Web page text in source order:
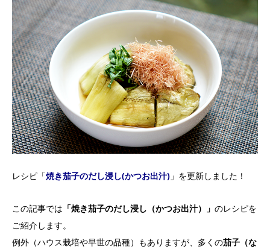
レシピ「焼き茄子のだし浸し(かつお出汁) 」を更新しました！
この記事では 「焼き茄子のだし浸し（かつお出汁）」 のレシピを
ご紹介します。
例外（ハウス栽培や早世の品種）もありますが、多くの茄子（な